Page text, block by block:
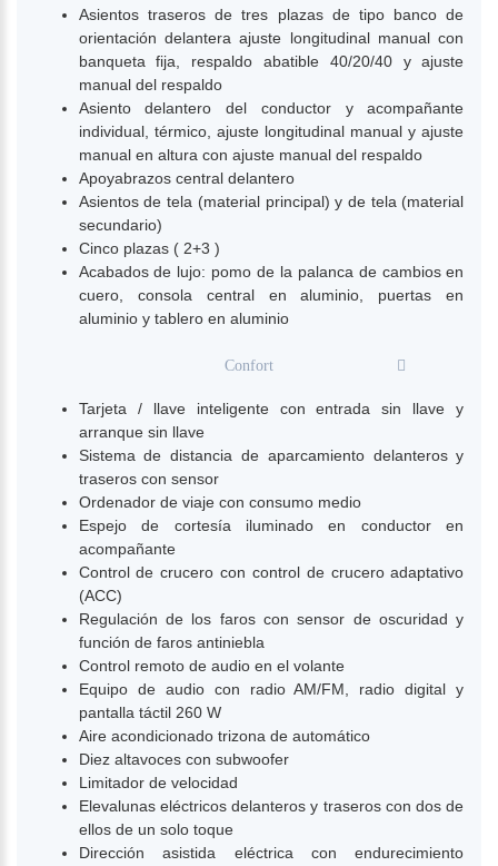
Asientos traseros de tres plazas de tipo banco de
orientación delantera ajuste longitudinal manual con
banqueta fija, respaldo abatible 40/20/40 y ajuste
manual del respaldo
Asiento delantero del conductor y acompañante
individual, térmico, ajuste longitudinal manual y ajuste
manual en altura con ajuste manual del respaldo
Apoyabrazos central delantero
Asientos de tela (material principal) y de tela (material
secundario)
Cinco plazas ( 2+3 )
Acabados de lujo: pomo de la palanca de cambios en
cuero, consola central en aluminio, puertas en
aluminio y tablero en aluminio
Confort
Tarjeta / llave inteligente con entrada sin llave y
arranque sin llave
Sistema de distancia de aparcamiento delanteros y
traseros con sensor
Ordenador de viaje con consumo medio
Espejo de cortesía iluminado en conductor en
acompañante
Control de crucero con control de crucero adaptativo
(ACC)
Regulación de los faros con sensor de oscuridad y
función de faros antiniebla
Control remoto de audio en el volante
Equipo de audio con radio AM/FM, radio digital y
pantalla táctil 260 W
Aire acondicionado trizona de automático
Diez altavoces con subwoofer
Limitador de velocidad
Elevalunas eléctricos delanteros y traseros con dos de
ellos de un solo toque
Dirección asistida eléctrica con endurecimiento